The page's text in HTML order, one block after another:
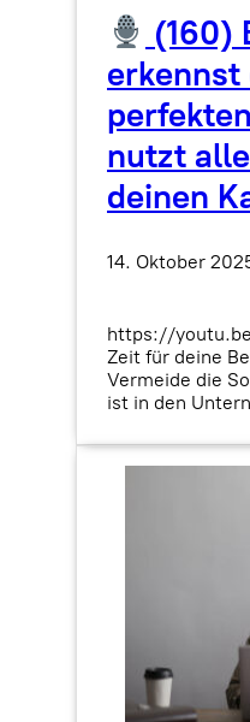
(160)
erkennst
nutzt
deinen
14. Oktober
https://
Zeit für deine
Vermeide die
ist in den